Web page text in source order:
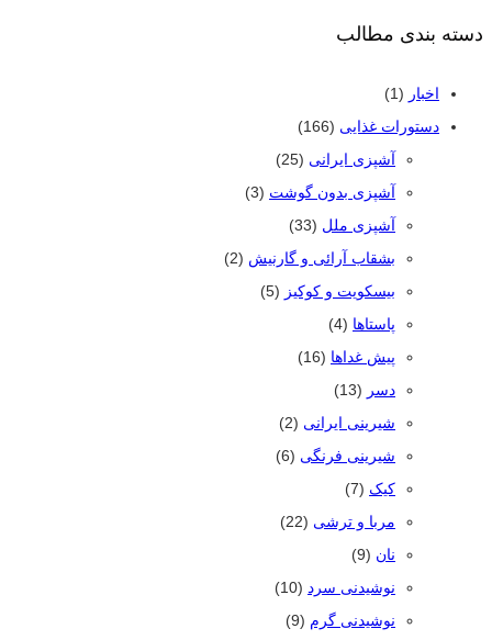
دسته بندی مطالب
اخبار (1)
دستورات غذایی (166)
آشپزی ایرانی (25)
آشپزی بدون گوشت (3)
آشپزی ملل (33)
بشقاب آرائی و گارنیش (2)
بیسکویت و کوکیز (5)
پاستاها (4)
پیش غداها (16)
دسر (13)
شیرینی ایرانی (2)
شیرینی فرنگی (6)
کیک (7)
مربا و ترشی (22)
نان (9)
نوشیدنی سرد (10)
نوشیدنی گرم (9)